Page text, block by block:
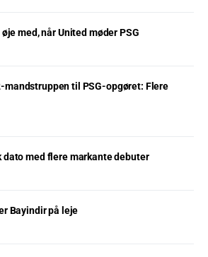
med, når United møder PSG
mandstruppen til PSG-opgøret: Flere
dato med flere markante debuter
Bayindir på leje